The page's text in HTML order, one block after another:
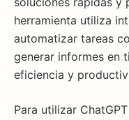
herramienta utiliza
automatizar tareas
generar informes en
eficiencia y
Para utilizar